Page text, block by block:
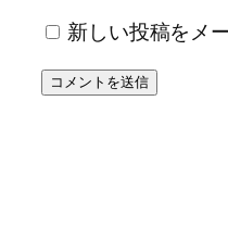
新しい投稿をメ